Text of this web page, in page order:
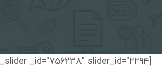
[fw_slider _id="756238" slider_id="2294"]